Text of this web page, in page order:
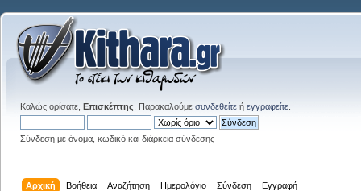
Καλώς ορίσατε, Επισκέπτης . Παρακαλούμε συνδεθείτε ή εγγραφείτε
Σύνδεση με όνομα, κωδικό και διάρκεια σύνδεσης
Αρχική Βοήθεια Αναζήτηση Ημερολόγιο Σύνδεση Εγγραφή